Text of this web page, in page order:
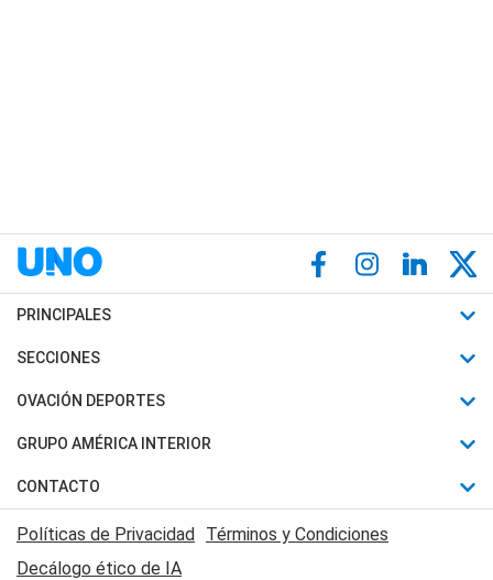
PRINCIPALES
Últimas Noticias
Política
Judiciales
Economia
SECCIONES
Horóscopo
Motores
Trucos caseros
Series y Películas
Edictos y Solicitadas
OVACIÓN DEPORTES
Fútbol
Mundial
Automovilismo
Rugby
GRUPO AMÉRICA INTERIOR
Canal 7 en Vivo
CONTACTO
Acerca de Nosotros
Contactanos
Políticas de Privacidad Términos y Condiciones
Decálogo ético de IA